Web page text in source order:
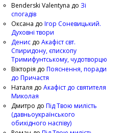
Benderski Valentyna до Зі
спогадів
Оксана до Ігор Соневицький.
Духовні твори
Денис до Акафіст свт.
Спиридону, єпископу
Тримифунтському, чудотворцю
Вікторія до Пояснення, поради
до Причастя
Наталя до Акафіст до святителя
Миколая
Дмитро до Під Твою милість
(давньоукраїнського
обихідного наспіву)